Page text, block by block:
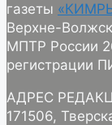
газеты
Верхне-
МПТР России
регистрации
АДРЕС
171506,